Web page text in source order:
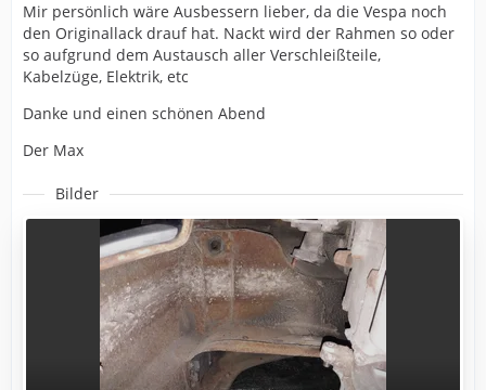
Mir persönlich wäre Ausbessern lieber, da die Vespa noch
den Originallack drauf hat. Nackt wird der Rahmen so oder
so aufgrund dem Austausch aller Verschleißteile,
Kabelzüge, Elektrik, etc
Danke und einen schönen Abend
Der Max
Bilder